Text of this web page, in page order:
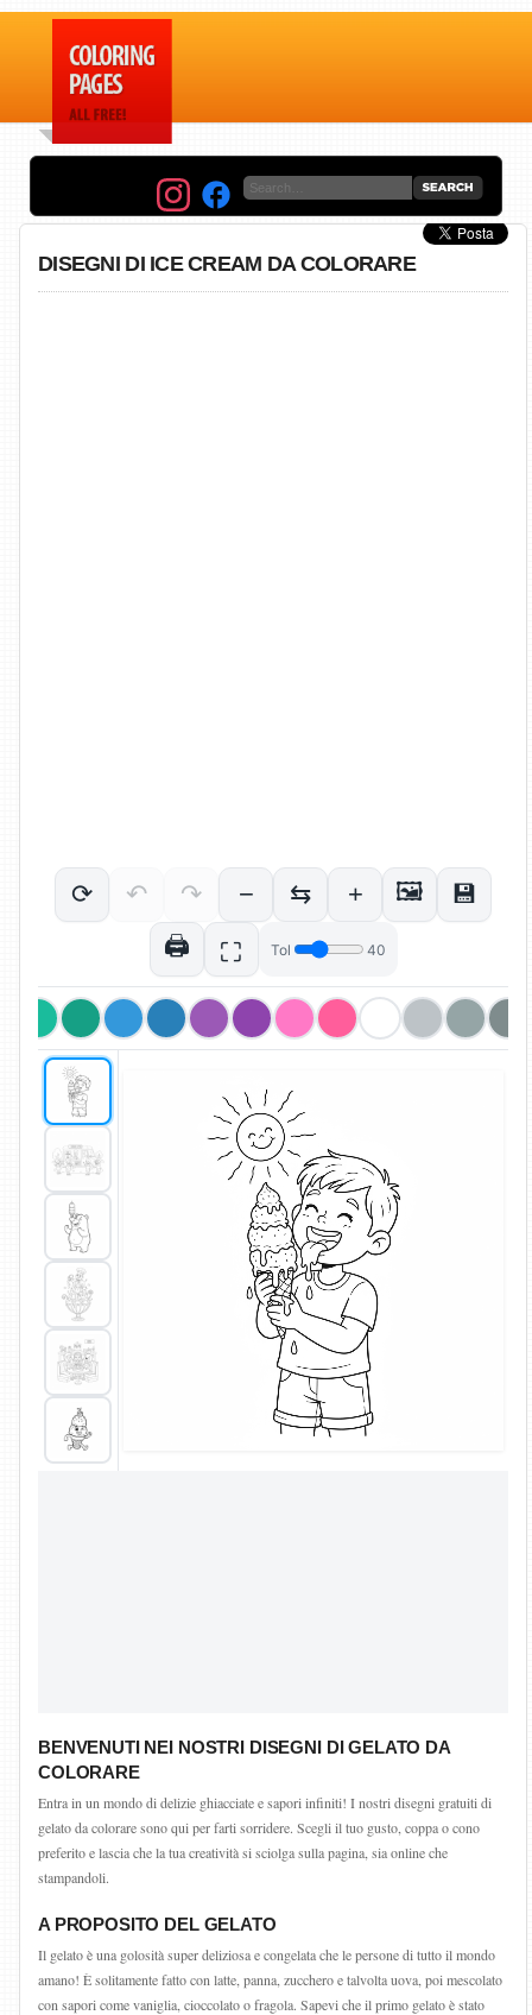
DISEGNI DI ICE CREAM DA COLORARE
BENVENUTI NEI NOSTRI DISEGNI DI GELATO DA
COLORARE
Entra in un mondo di delizie ghiacciate e sapori infiniti! I nostri disegni gratuiti di
gelato da colorare sono qui per farti sorridere. Scegli il tuo gusto, coppa o cono
preferito e lascia che la tua creatività si sciolga sulla pagina, sia online che
stampandoli.
A PROPOSITO DEL GELATO
Il gelato è una golosità super deliziosa e congelata che le persone di tutto il mondo
amano! È solitamente fatto con latte, panna, zucchero e talvolta uova, poi mescolato
con sapori come vaniglia, cioccolato o fragola. Sapevi che il primo gelato è stato